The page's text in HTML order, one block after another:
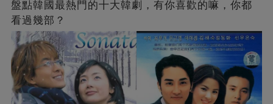
盤點韓國最熱門的十大韓劇，有你喜歡的嘛，你都
看過幾部？